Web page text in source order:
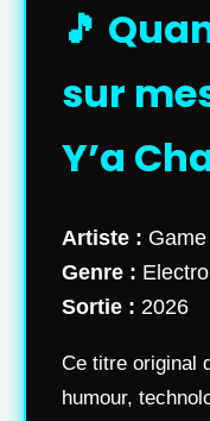
🎵
sur
Y’a
Artiste :
Genre :
Sortie : 2026
Ce titre original
humour,